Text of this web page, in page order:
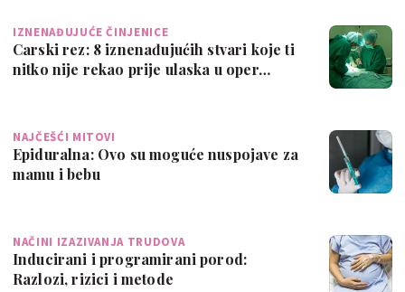
IZNENAĐUJUĆE ČINJENICE
Carski rez: 8 iznenađujućih stvari koje ti
nitko nije rekao prije ulaska u oper…
NAJČEŠĆI MITOVI
Epiduralna: Ovo su moguće nuspojave za
mamu i bebu
NAČINI IZAZIVANJA TRUDOVA
Inducirani i programirani porod:
Razlozi, rizici i metode